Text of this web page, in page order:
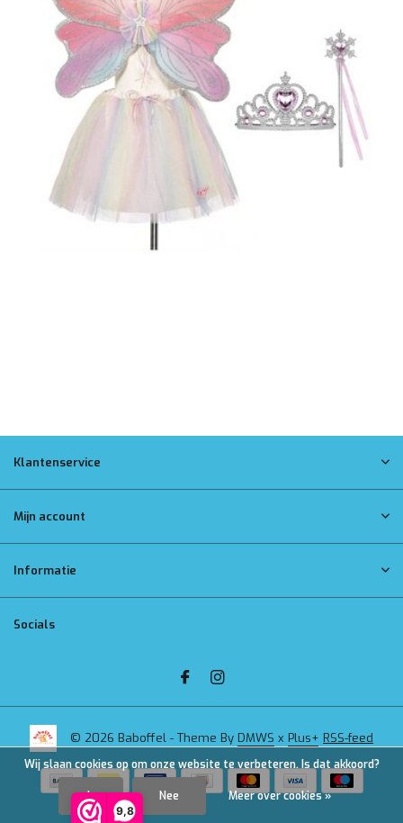
9,8
Klantenservice
Mijn account
Informatie
Socials
© 2026 Baboffel - Theme By DMWS x Plus+ RSS-feed
Wij slaan cookies op om onze website te verbeteren. Is dat akkoord?
Ja Nee Meer over cookies »